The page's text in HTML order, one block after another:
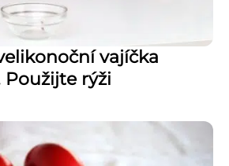
vajíčka
rýži